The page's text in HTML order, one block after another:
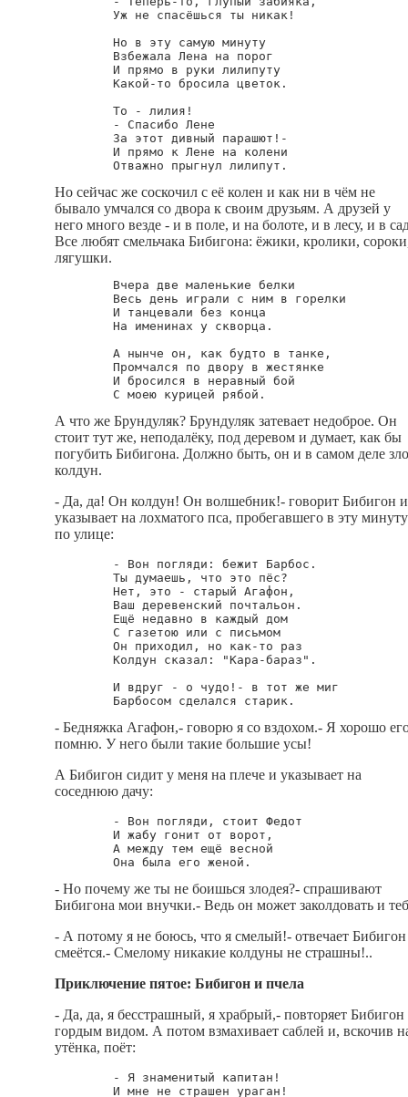
        Уж не спасёшься ты никак!
        Но в эту самую минуту
        Взбежала Лена на порог
        И прямо в руки лилипуту
        Какой-то бросила цветок.
        То - лилия!
        - Спасибо Лене
        За этот дивный парашют!-
        И прямо к Лене на колени
Но сейчас же соскочил с её колен и как ни в чём не
бывало умчался со двора к своим друзьям. А друзей у
него много везде - и в поле, и на болоте, и в лесу, и в
Все любят смельчака Бибигона: ёжики, кролики,
лягушки.
        Вчера две маленькие белки
        Весь день играли с ним в горелки
        И танцевали без конца
        На именинах у скворца.
        А нынче он, как будто в танке,
        Промчался по двору в жестянке
        И бросился в неравный бой
А что же Брундуляк? Брундуляк затевает недоброе. Он
стоит тут же, неподалёку, под деревом и думает, как бы
погубить Бибигона. Должно быть, он и в самом деле
колдун.
- Да, да! Он колдун! Он волшебник!- говорит Бибигон и
указывает на лохматого пса, пробегавшего в эту минуту
по улице:
        - Вон погляди: бежит Барбос.
        Ты думаешь, что это пёс?
        Нет, это - старый Агафон,
        Ваш деревенский почтальон.
        Ещё недавно в каждый дом
        С газетою или с письмом
        Он приходил, но как-то раз
        Колдун сказал: "Кара-бараз".
        И вдруг - о чудо!- в тот же миг
- Бедняжка Агафон,- говорю я со вздохом.- Я хорошо
помню. У него были такие большие усы!
А Бибигон сидит у меня на плече и указывает на
соседнюю дачу:
        - Вон погляди, стоит Федот
        И жабу гонит от ворот,
        А между тем ещё весной
- Но почему же ты не боишься злодея?- спрашивают
Бибигона мои внучки.- Ведь он может заколдовать и
- А потому я не боюсь, что я смелый!- отвечает
смеётся.- Смелому никакие колдуны не страшны!..
Приключение пятое: Бибигон и пчела
- Да, да, я бесстрашный, я храбрый,- повторяет Бибигон
гордым видом. А потом взмахивает саблей и, вскочив
утёнка, поёт:
        - Я знаменитый капитан!